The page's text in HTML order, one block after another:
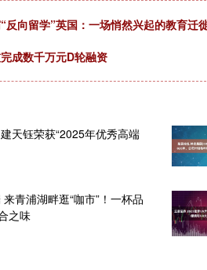
反向留学”英国：一场悄然兴起的教育迁
成数千万元D轮融资
天钰荣获“2025年优秀高端
青浦湖畔逛“咖市”！一杯品
之味